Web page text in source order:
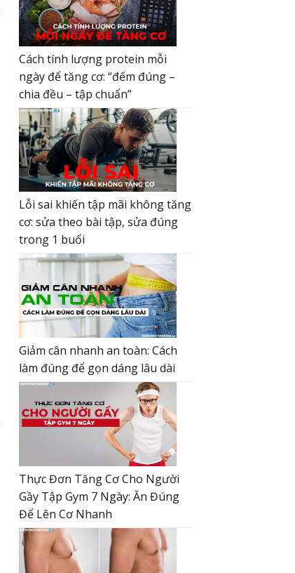
Cách tính lượng protein mỗi
ngày để tăng cơ: “đếm đúng –
chia đều – tập chuẩn”
Lỗi sai khiến tập mãi không tăng
cơ: sửa theo bài tập, sửa đúng
trong 1 buổi
Giảm cân nhanh an toàn: Cách
làm đúng để gọn dáng lâu dài
Thực Đơn Tăng Cơ Cho Người
Gầy Tập Gym 7 Ngày: Ăn Đúng
Để Lên Cơ Nhanh